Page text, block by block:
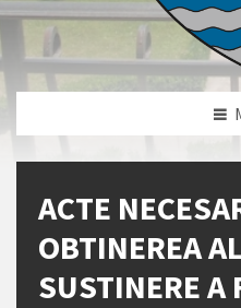
ACTE
OBTINEREA
SUSTINERE A